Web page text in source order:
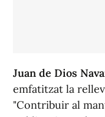
Juan de Dios
emfatitzat la
"Contribuir al